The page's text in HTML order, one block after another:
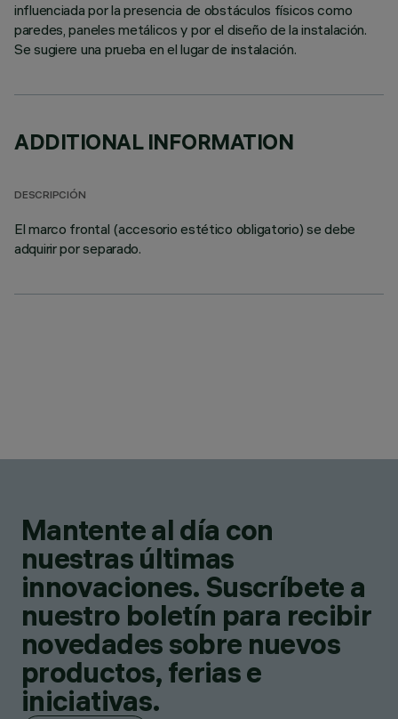
influenciada por la presencia de obstáculos físicos como
paredes, paneles metálicos y por el diseño de la instalación.
Se sugiere una prueba en el lugar de instalación.
ADDITIONAL INFORMATION
DESCRIPCIÓN
El marco frontal (accesorio estético obligatorio) se debe
adquirir por separado.
Mantente al día con
nuestras últimas
innovaciones. Suscríbete a
nuestro boletín para recibir
novedades sobre nuevos
productos, ferias e
iniciativas.